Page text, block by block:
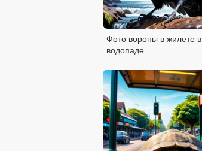
Фото вороны в жилете в
водопаде